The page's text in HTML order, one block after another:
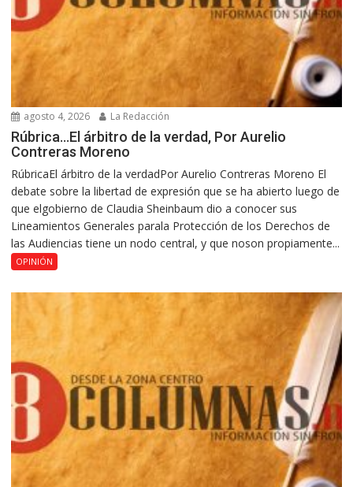
agosto 4, 2026 La Redacción
Rúbrica…El árbitro de la verdad, Por Aurelio
Contreras Moreno
RúbricaEl árbitro de la verdadPor Aurelio Contreras Moreno El
debate sobre la libertad de expresión que se ha abierto luego de
que elgobierno de Claudia Sheinbaum dio a conocer sus
Lineamientos Generales parala Protección de los Derechos de
las Audiencias tiene un nodo central, y que noson propiamente...
OPINIÓN